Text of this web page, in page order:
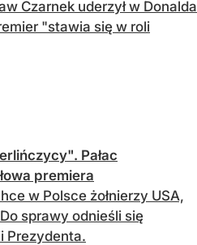
Czarnek uderzył w Donalda
"stawia się w roli
Pałac
premiera
w Polsce żołnierzy USA,
sprawy odnieśli się
Prezydenta.